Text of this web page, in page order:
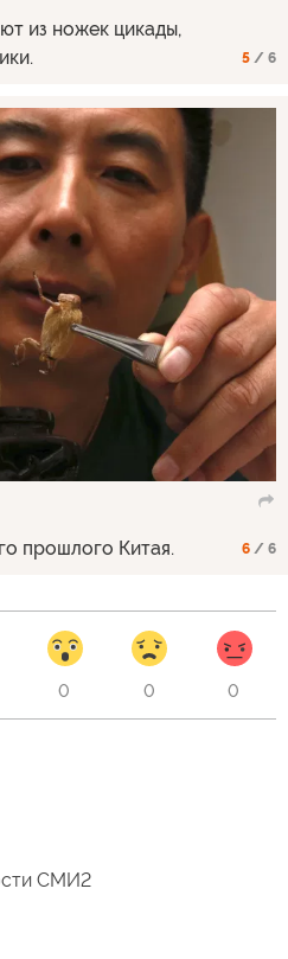
из ножек цикады,
5 / 6
прошлого Китая. 6 / 6
0 0 0
СМИ2